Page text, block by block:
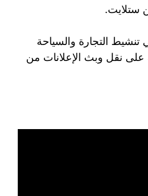
ستلايت.
التجارة والسياحة
على نقل وبث الإعلانات من